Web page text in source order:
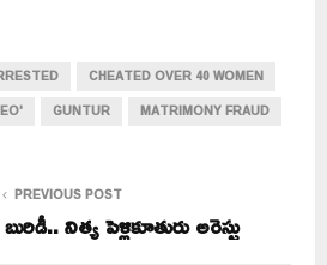
CHEATED OVER 40 WOMEN
GUNTUR MATRIMONY FRAUD
PREVIOUS POST
నిత్య పెళ్లికూతురు అరెస్టు